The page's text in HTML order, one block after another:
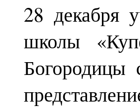
28 декабря
школы
Богородицы